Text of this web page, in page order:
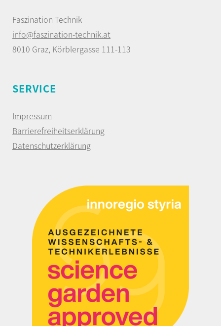
Faszination Technik
info@faszination-technik.at
8010 Graz, Körblergasse 111-113
SERVICE
Impressum
Barrierefreiheitserklärung
Datenschutzerklärung